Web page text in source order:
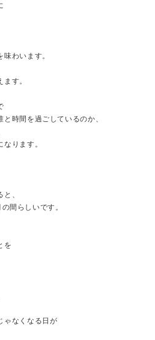
わいます。
す。
時間を過ごしているのか、
ります。
、
間らしいです。
を
ゃなくなる日が